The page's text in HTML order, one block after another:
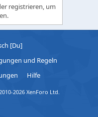
registrieren, um
[Du]
und Regeln
Hilfe
2026 XenForo Ltd.